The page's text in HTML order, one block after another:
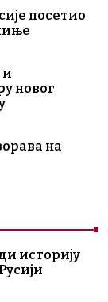
посетио
и
новог
на
историју